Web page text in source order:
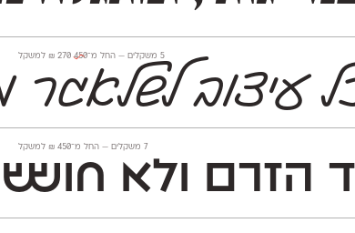
‫5 משקלים — החל מ־ 450
270
₪ למשקל
כל עיצוב
‫7 משקלים — החל מ־450
₪ למשקל
הזרם ולא חו